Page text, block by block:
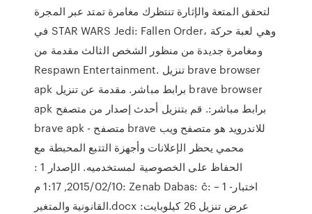
لتحقق المتعة والإثارة تنتظرك مغامرة تمتد عبر المجرة
في STAR WARS Jedi: Fallen Order، وهي لعبة حركة
ومغامرة جديدة من منظور الشخص الثالث مقدمة من
Respawn Entertainment. تنزيل brave browser
apk برابط مباشر. مقدمة عن تنزيل brave browser
apk برابط مباشر:. قم بتنزيل أحدث إصدار من متصفح
brave apk - متصفح brave للاندرويد هو متصفح ويب
محمي يحظر الإعلانات وأجهزة التتبع المحبطة مع
الحفاظ على الخصوصية لمستخدميه. الإصدار 1 :
10‏/02‏/2015, 1:17 م: Zenab Dabas: ĉ: اختبار- 1 –
القانونية والمتغير.docx عرض تنزيل 26 كيلوبايت: